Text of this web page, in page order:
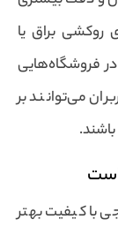
روکشی براق یا
فروشگاه‌هایی
می‌توانند بر
با کیفیت بهتر